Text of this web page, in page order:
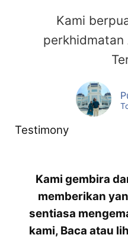
Kami
Testimony
Kami gembira
memberikan
sentiasa
kami, Baca atau